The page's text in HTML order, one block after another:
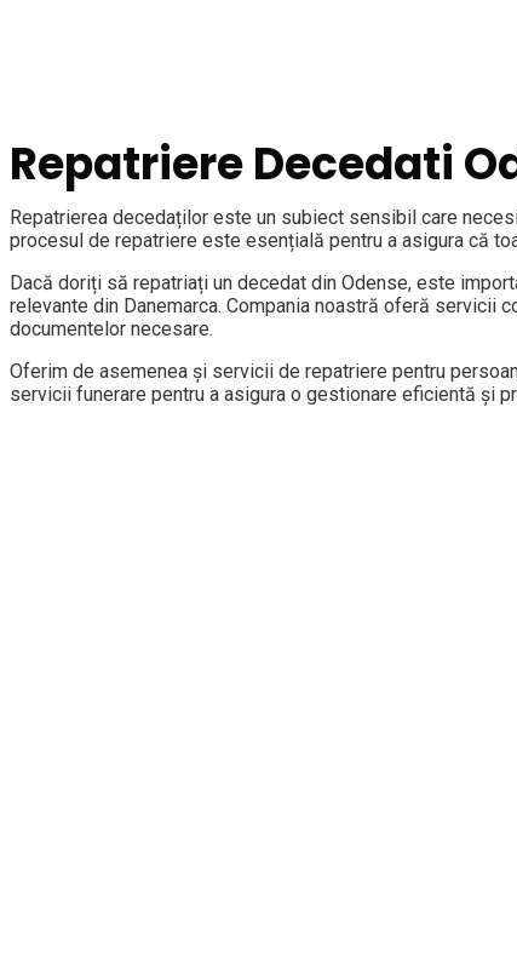
Repatriere Decedati
Repatrierea decedaților este un subiect sensibil care
procesul de repatriere este esențială pentru a asigura că
Dacă doriți să repatriați un decedat din Odense, este
relevante din Danemarca. Compania noastră oferă servicii
documentelor necesare.
Oferim de asemenea și servicii de repatriere pentru
servicii funerare pentru a asigura o gestionare eficientă și